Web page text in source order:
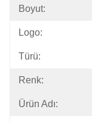
Boyut:
Logo:
Türü:
Renk:
Ürün Adı: